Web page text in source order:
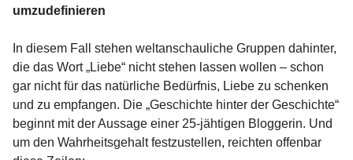
umzudefinieren
In diesem Fall stehen weltanschauliche Gruppen dahinter,
die das Wort „Liebe“ nicht stehen lassen wollen – schon
gar nicht für das natürliche Bedürfnis, Liebe zu schenken
und zu empfangen. Die „Geschichte hinter der Geschichte“
beginnt mit der Aussage einer 25-jähtigen Bloggerin. Und
um den Wahrheitsgehalt festzustellen, reichten offenbar